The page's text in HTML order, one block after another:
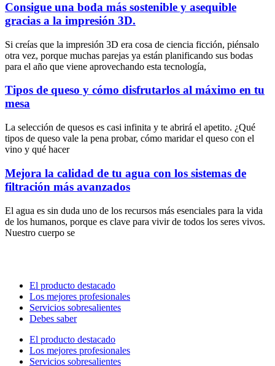
Consigue una boda más sostenible y asequible
gracias a la impresión 3D.
Si creías que la impresión 3D era cosa de ciencia ficción, piénsalo
otra vez, porque muchas parejas ya están planificando sus bodas
para el año que viene aprovechando esta tecnología,
Tipos de queso y cómo disfrutarlos al máximo en tu
mesa
La selección de quesos es casi infinita y te abrirá el apetito. ¿Qué
tipos de queso vale la pena probar, cómo maridar el queso con el
vino y qué hacer
Mejora la calidad de tu agua con los sistemas de
filtración más avanzados
El agua͏ ͏es sin duda uno de los recursos͏ más ͏esenciales para la vida
de los humanos, porque es cla͏ve͏ para vivir de todos los seres vivos.
Nuestro cuerpo se
El producto destacado
Los mejores profesionales
Servicios sobresalientes
Debes saber
El producto destacado
Los mejores profesionales
Servicios sobresalientes